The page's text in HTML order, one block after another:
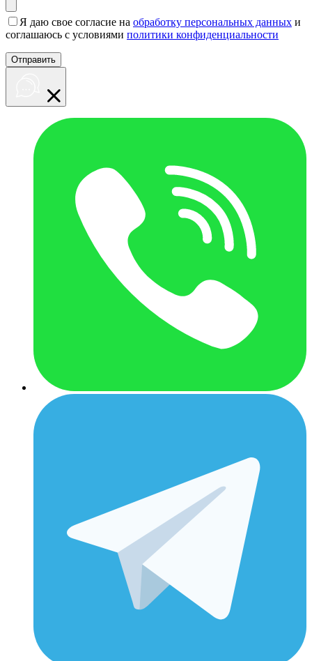
Я даю свое согласие на обработку персональных данных и
соглашаюсь с условиями политики конфиденциальности